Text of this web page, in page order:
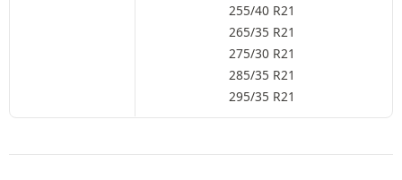
255/40 R21
265/35 R21
275/30 R21
285/35 R21
295/35 R21